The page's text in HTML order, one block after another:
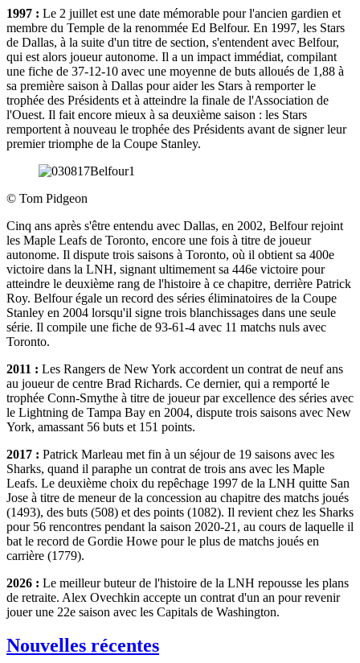
1997 : Le 2 juillet est une date mémorable pour l'ancien gardien et
membre du Temple de la renommée Ed Belfour. En 1997, les Stars
de Dallas, à la suite d'un titre de section, s'entendent avec Belfour,
qui est alors joueur autonome. Il a un impact immédiat, compilant
une fiche de 37-12-10 avec une moyenne de buts alloués de 1,88 à
sa première saison à Dallas pour aider les Stars à remporter le
trophée des Présidents et à atteindre la finale de l'Association de
l'Ouest. Il fait encore mieux à sa deuxième saison : les Stars
remportent à nouveau le trophée des Présidents avant de signer leur
premier triomphe de la Coupe Stanley.
© Tom Pidgeon
Cinq ans après s'être entendu avec Dallas, en 2002, Belfour rejoint
les Maple Leafs de Toronto, encore une fois à titre de joueur
autonome. Il dispute trois saisons à Toronto, où il obtient sa 400e
victoire dans la LNH, signant ultimement sa 446e victoire pour
atteindre le deuxième rang de l'histoire à ce chapitre, derrière Patrick
Roy. Belfour égale un record des séries éliminatoires de la Coupe
Stanley en 2004 lorsqu'il signe trois blanchissages dans une seule
série. Il compile une fiche de 93-61-4 avec 11 matchs nuls avec
Toronto.
2011 : Les Rangers de New York accordent un contrat de neuf ans
au joueur de centre Brad Richards. Ce dernier, qui a remporté le
trophée Conn-Smythe à titre de joueur par excellence des séries avec
le Lightning de Tampa Bay en 2004, dispute trois saisons avec New
York, amassant 56 buts et 151 points.
2017 : Patrick Marleau met fin à un séjour de 19 saisons avec les
Sharks, quand il paraphe un contrat de trois ans avec les Maple
Leafs. Le deuxième choix du repêchage 1997 de la LNH quitte San
Jose à titre de meneur de la concession au chapitre des matchs joués
(1493), des buts (508) et des points (1082). Il revient chez les Sharks
pour 56 rencontres pendant la saison 2020-21, au cours de laquelle il
bat le record de Gordie Howe pour le plus de matchs joués en
carrière (1779).
2026 : Le meilleur buteur de l'histoire de la LNH repousse les plans
de retraite. Alex Ovechkin accepte un contrat d'un an pour revenir
jouer une 22e saison avec les Capitals de Washington.
Nouvelles récentes